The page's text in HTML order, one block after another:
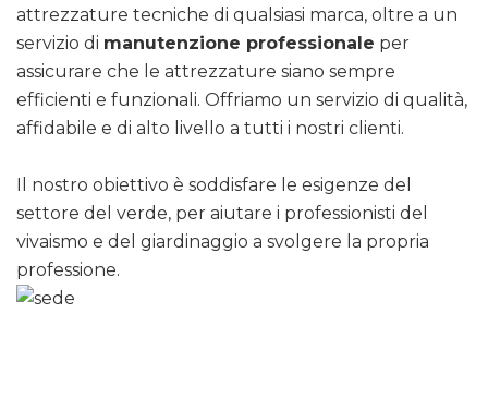
attrezzature tecniche di qualsiasi marca, oltre a un
servizio di manutenzione professionale per
assicurare che le attrezzature siano sempre
efficienti e funzionali. Offriamo un servizio di qualità,
affidabile e di alto livello a tutti i nostri clienti.
Il nostro obiettivo è soddisfare le esigenze del
settore del verde, per aiutare i professionisti del
vivaismo e del giardinaggio a svolgere la propria
professione.